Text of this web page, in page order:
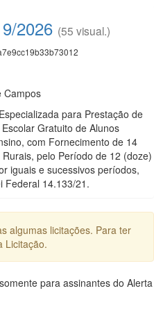
2026 (55 visual.)
Campos
para Prestação de
Gratuito de Alunos
com Fornecimento de 14
pelo Período de 12 (doze)
iguais e sucessivos períodos,
Federal 14.133/21.
algumas licitações. Para ter
Licitação.
para assinantes do Alerta